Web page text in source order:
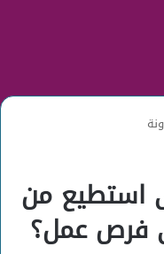
استطيع من
فرص عمل؟